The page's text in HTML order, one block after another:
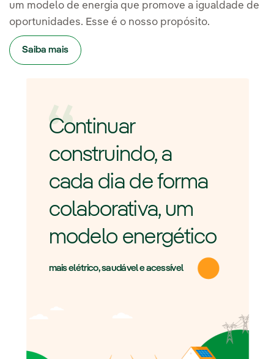
um modelo de energia que promove a igualdade de
oportunidades. Esse é o nosso propósito.
Saiba mais
Continuar
construindo, a
cada dia de forma
colaborativa, um
modelo energético
mais elétrico, saudável e acessível